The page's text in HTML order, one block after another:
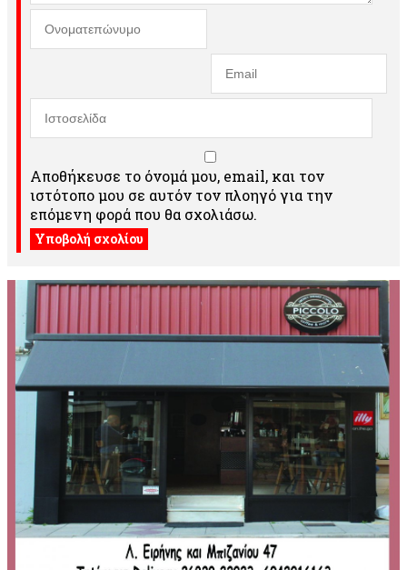
Αποθήκευσε το όνομά μου, email, και τον
ιστότοπο μου σε αυτόν τον πλοηγό για την
επόμενη φορά που θα σχολιάσω.